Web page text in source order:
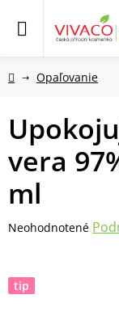
DomovOpaľovanie
vera
ml
Priemerné
je
0,0
Neohodnotené
tip